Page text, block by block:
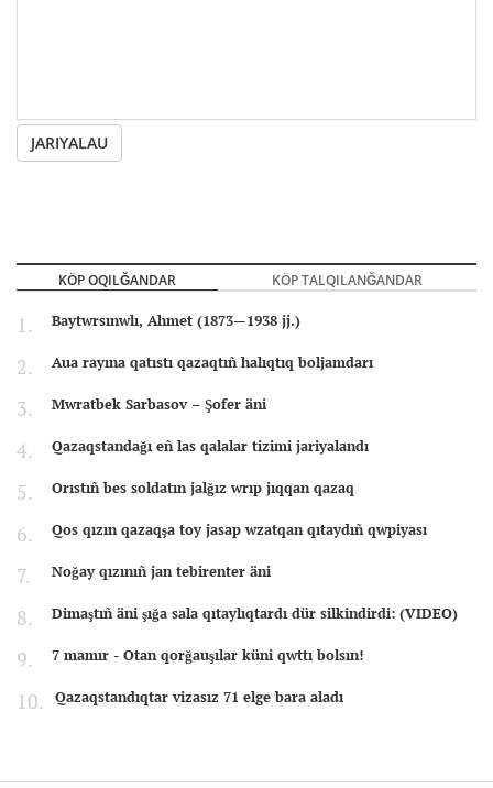
JARIYALAU
KÖP OQILĞANDAR KÖP TALQILANĞANDAR
Baytwrsınwlı, Ahmet (1873—1938 jj.)
Aua rayına qatıstı qazaqtıñ halıqtıq boljamdarı
Mwratbek Sarbasov – Şofer äni
Qazaqstandağı eñ las qalalar tizimi jariyalandı
Orıstıñ bes soldatın jalğız wrıp jıqqan qazaq
Qos qızın qazaqşa toy jasap wzatqan qıtaydıñ qwpiyası
Noğay qızınıñ jan tebirenter äni
Dimaştıñ äni şığa sala qıtaylıqtardı dür silkindirdi: (VIDEO)
7 mamır - Otan qorğauşılar küni qwttı bolsın!
Qazaqstandıqtar vizasız 71 elge bara aladı